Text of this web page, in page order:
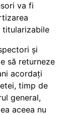
va fi
și
să returneze
acordați
timp de
general,
aceea nu